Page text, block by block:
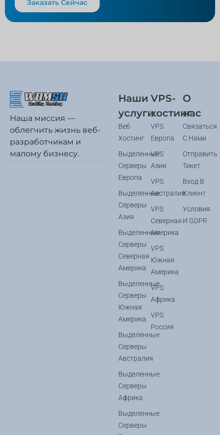
Заказать Сейчас
Наша миссия —
облегчить жизнь веб-
разработчикам и
малому бизнесу.
Наши
услуги
Веб
Хостинг
Выделенные
Серверы
Европа
Выделенные
Серверы
Азия
Выделенные
Серверы
Северная
Америка
Выделенные
Серверы
Южная
Америка
Выделенные
Серверы
Австралия
Выделенные
Серверы
Африка
Выделенные
Серверы
VPS-
хостинг
VPS
Европа
VPS
Азия
VPS
Австралия
VPS
Северная
Америка
VPS
Южная
Америка
VPS
Африка
VPS
Россия
О
нас
Связаться
С Нами
Отправить
Тикет
Вход В
Клиент
Условия
И GDPR